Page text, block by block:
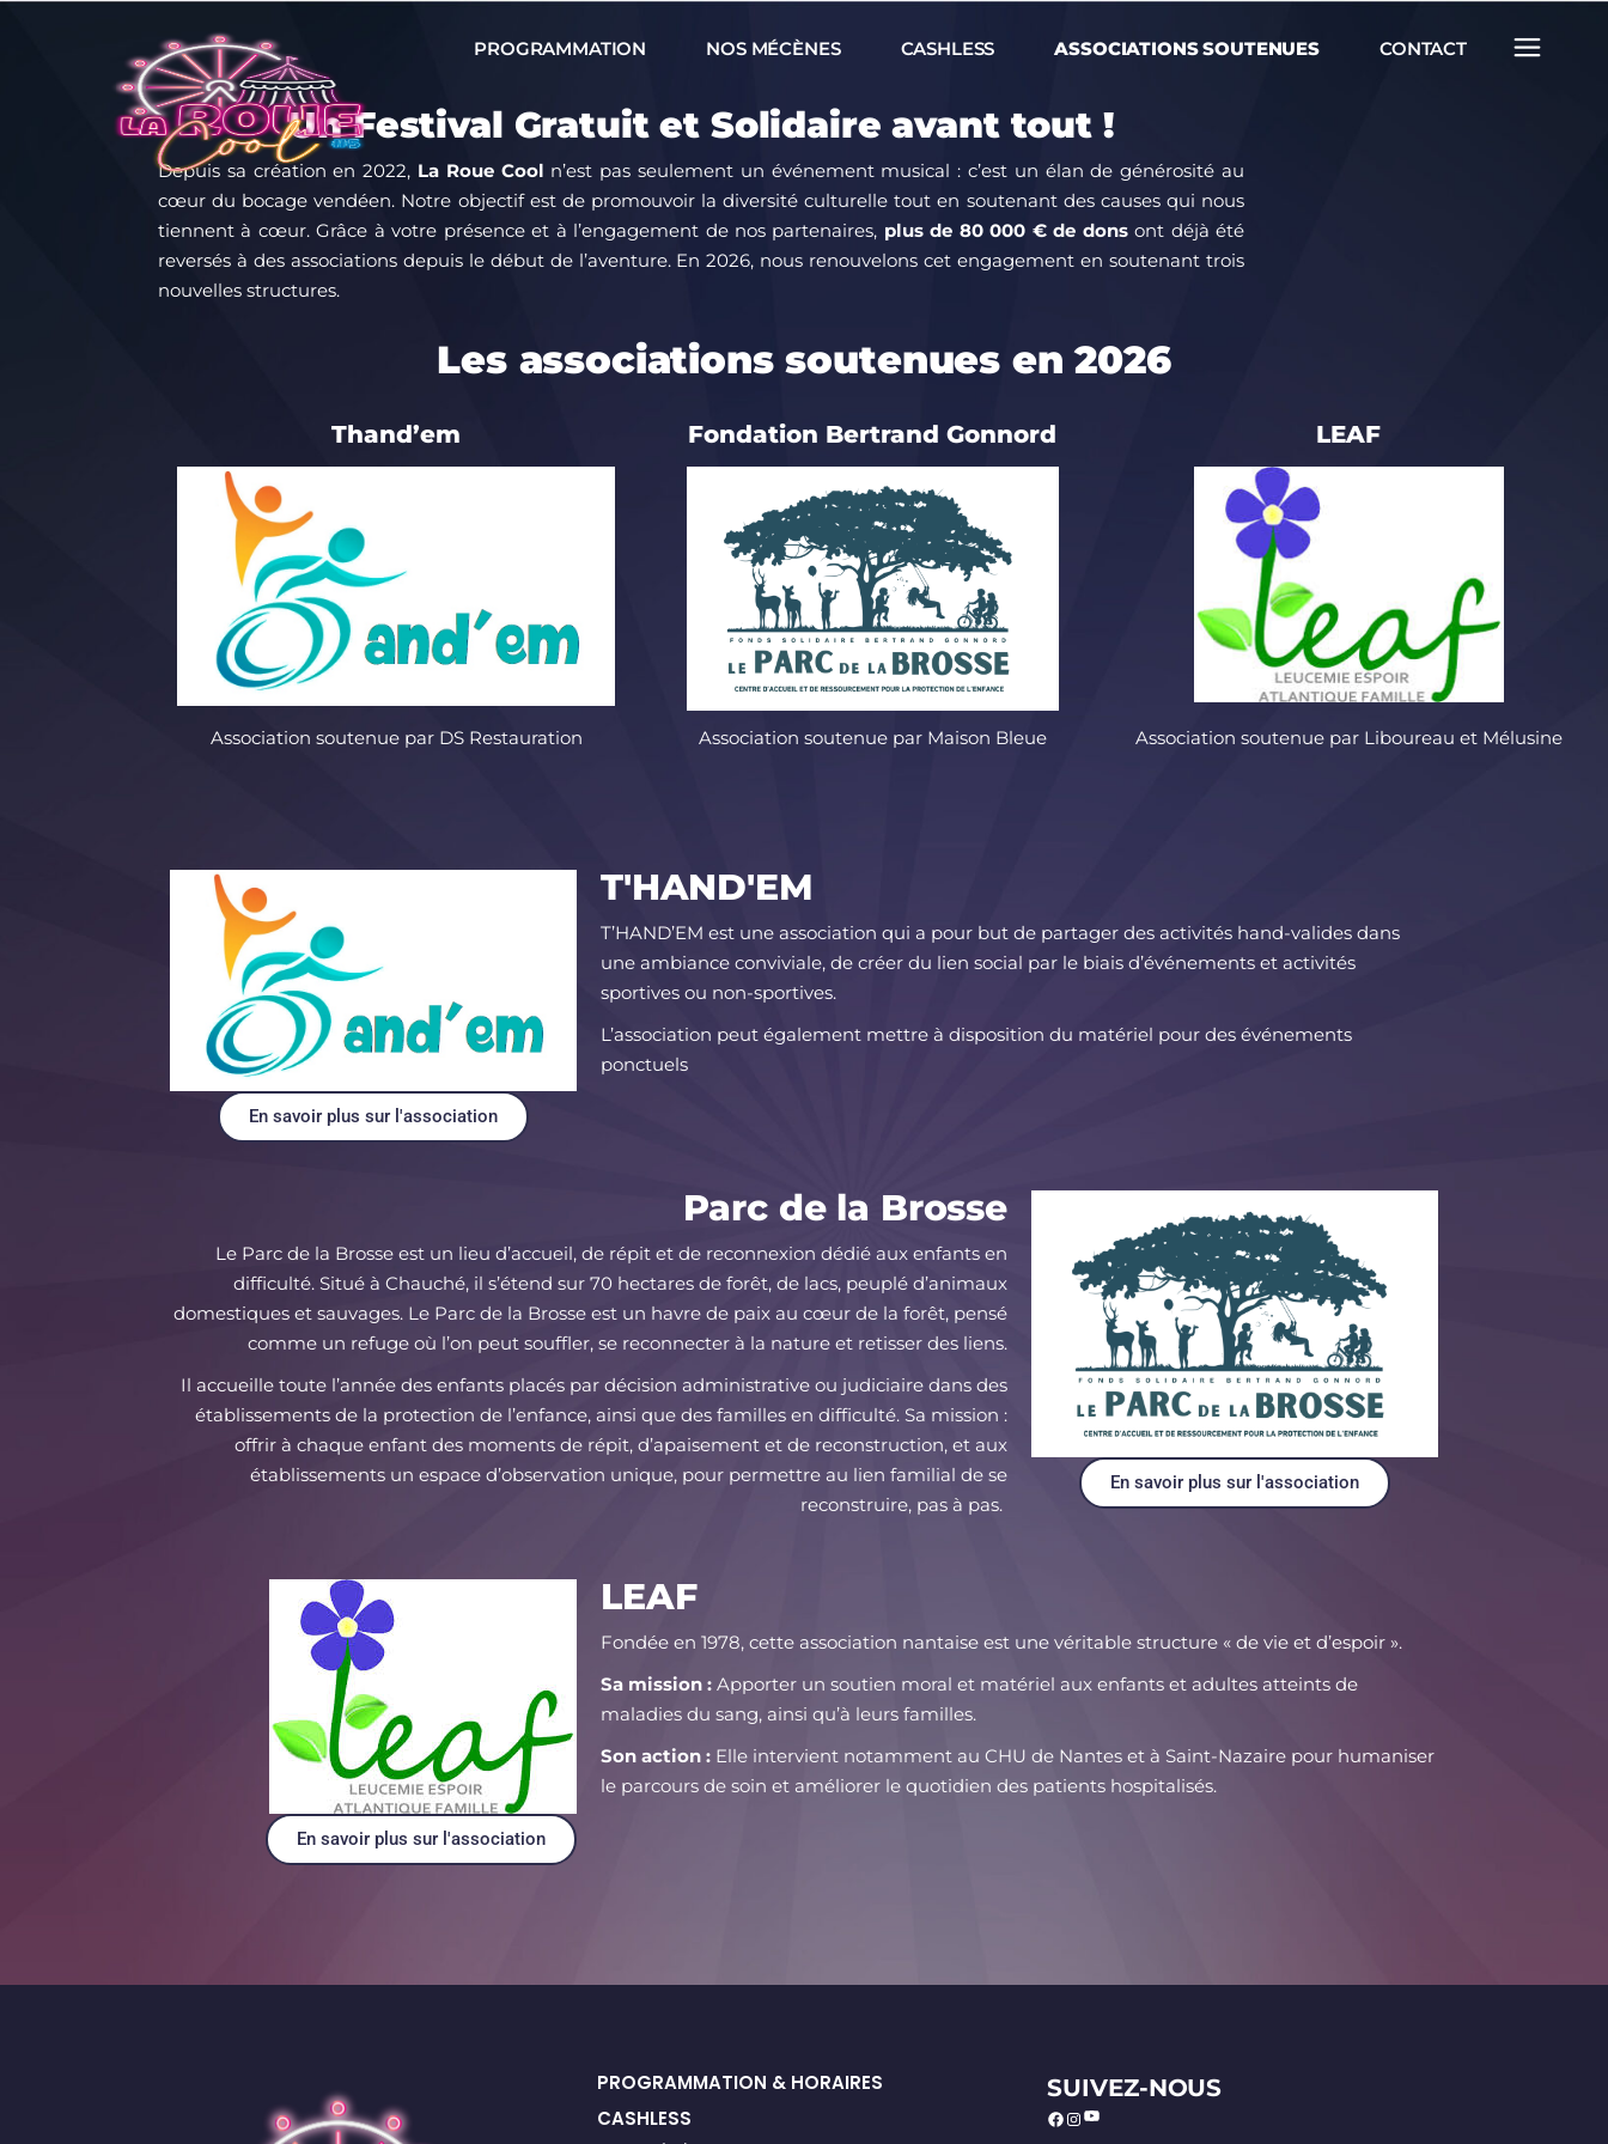
PROGRAMMATION NOS MÉCÈNES CASHLESS ASSOCIATIONS SOUTENUES CONTACT
Un Festival Gratuit et Solidaire avant tout !
Depuis sa création en 2022, La Roue Cool n’est pas seulement un événement musical : c’est un élan de générosité au
cœur du bocage vendéen. Notre objectif est de promouvoir la diversité culturelle tout en soutenant des causes qui nous
tiennent à cœur.Grâce à votre présence et à l’engagement de nos partenaires, plus de 80 000 € de donsont déjà été
reversés à des associations depuis le début de l’aventure. En 2026, nous renouvelons cet engagement en soutenant trois
nouvelles structures.
Les associations soutenues en 2026
Thand’em Fondation Bertrand Gonnord LEAF
Association soutenue par DS Restauration Association soutenue par Maison Bleue Association soutenue par Liboureau et Mélusine
En savoir plus sur l'association
T'HAND'EM
T’HAND’EM est une association qui a pour but de partager des activités hand-valides dans
une ambiance conviviale, de créer du lien social par le biais d’événements et activités
sportives ou non-sportives.
L’association peut également mettre à disposition du matériel pour des événements
ponctuels
Parc de la Brosse
Le Parc de la Brosse est un lieu d’accueil, de répit et de reconnexion dédié aux enfants en
difficulté. Situé à Chauché, il s’étend sur 70 hectares de forêt, de lacs, peuplé d’animaux
domestiques et sauvages. Le Parc de la Brosse est un havre de paix au cœur de la forêt, pensé
comme un refuge où l’on peut souffler, se reconnecter à la nature et retisser des liens.
Il accueille toute l’année des enfants placés par décision administrative ou judiciaire dans des
établissements de la protection de l’enfance, ainsi que des familles en difficulté. Sa mission :
offrir à chaque enfant des moments de répit, d’apaisement et de reconstruction, et aux
établissements un espace d’observation unique, pour permettre au lien familial de se
reconstruire, pas à pas.
En savoir plus sur l'association
En savoir plus sur l'association
LEAF
Fondée en 1978, cette association nantaise est une véritable structure « de vie et d’espoir ».
Sa mission :Apporter un soutien moral et matériel aux enfants et adultes atteints de
maladies du sang, ainsi qu’à leurs familles.
Son action :Elle intervient notamment au CHU de Nantes et à Saint-Nazaire pour humaniser
le parcours de soin et améliorer le quotidien des patients hospitalisés.
PROGRAMMATION & HORAIRES
CASHLESS
SUIVEZ-NOUS